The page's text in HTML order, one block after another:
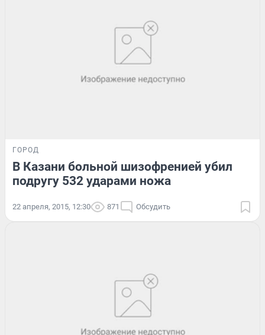
ГОРОД
В Казани больной шизофренией убил
подругу 532 ударами ножа
22 апреля, 2015, 12:30 871 Обсудить